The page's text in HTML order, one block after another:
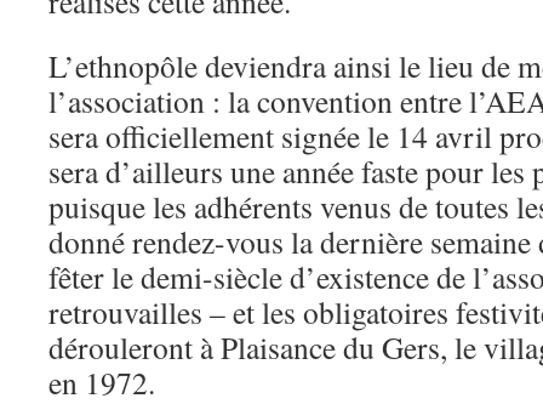
L’ethnopôle deviendra ainsi le lieu de
l’association : la convention entre
sera officiellement signée le 14 avril
sera d’ailleurs une année faste pour les
puisque les adhérents venus de toutes
donné rendez-vous la dernière
fêter le demi-siècle d’existence de
retrouvailles – et les obligatoires
dérouleront à Plaisance du Gers, le
en 1972.